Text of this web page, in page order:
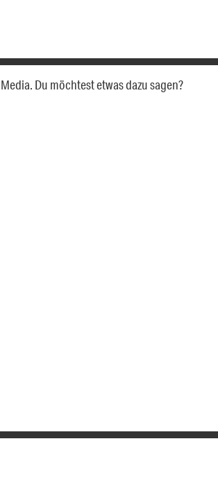
Du möchtest etwas dazu sagen?